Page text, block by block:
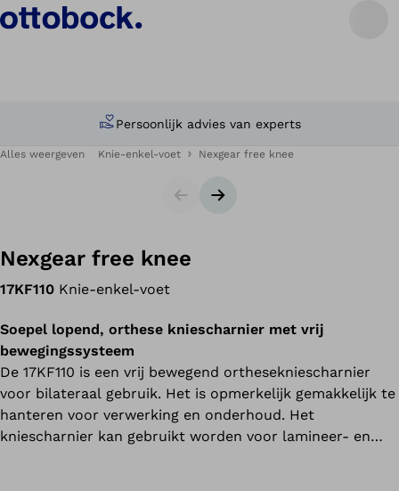
Persoonlijk advies van experts
Alles weergeven Knie-enkel-voet Nexgear free knee
SlidesVolgende slide
Nexgear free knee
17KF110 Knie-enkel-voet
Soepel lopend, orthese kniescharnier met vrij
bewegingssysteem
De 17KF110 is een vrij bewegend orthesekniescharnier
voor bilateraal gebruik. Het is opmerkelijk gemakkelijk te
hanteren voor verwerking en onderhoud. Het
kniescharnier kan gebruikt worden voor lamineer- en